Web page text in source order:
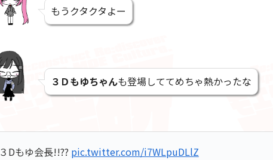
もうクタクタよー
３Ｄもゆちゃんも登場しててめちゃ熱かったな
３Dもゆ会長!!?? pic.twitter.com/i7WLpuDLlZ